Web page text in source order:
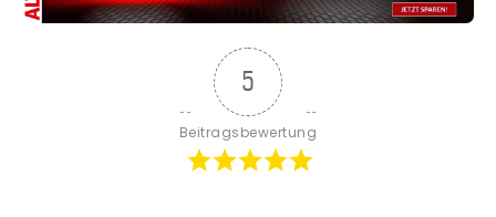
5
Beitragsbewertung